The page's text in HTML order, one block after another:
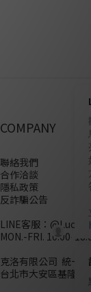
COMPANY
聯絡我們
合作洽談
隱私政策
反詐騙公告
LINE客服： @Lucys
MON.-FRI. 10:00-
克洛有限公司 統一
台北市大安區基隆路